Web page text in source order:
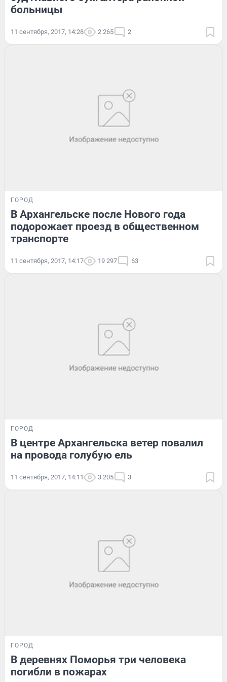
больницы
11 сентября, 2017, 14:28 2 265 2
ГОРОД
В Архангельске после Нового года
подорожает проезд в общественном
транспорте
11 сентября, 2017, 14:17 19 297 63
ГОРОД
В центре Архангельска ветер повалил
на провода голубую ель
11 сентября, 2017, 14:11 3 205 3
ГОРОД
В деревнях Поморья три человека
погибли в пожарах